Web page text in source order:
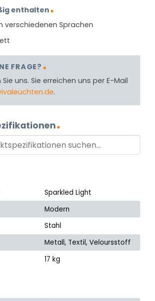
enthalten
verschiedenen Sprachen
FRAGE?
uns. Sie erreichen uns per E-Mail
.
Sparkled Light
Modern
Stahl
Metall, Textil, Veloursstoff
17 kg